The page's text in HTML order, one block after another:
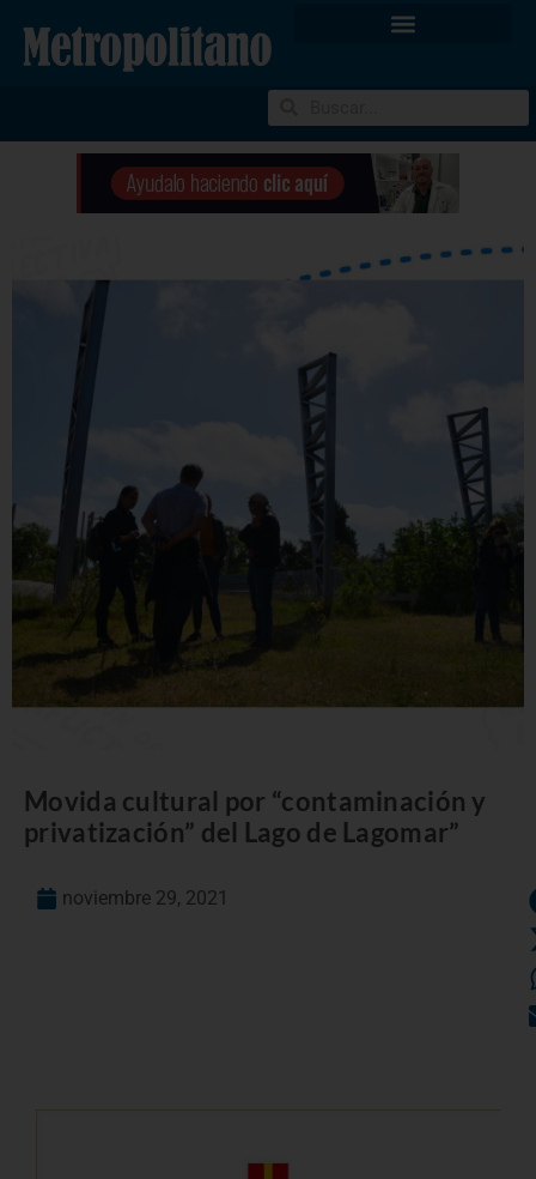
Movida cultural por “contaminación y
privatización” del Lago de Lagomar”
noviembre 29, 2021